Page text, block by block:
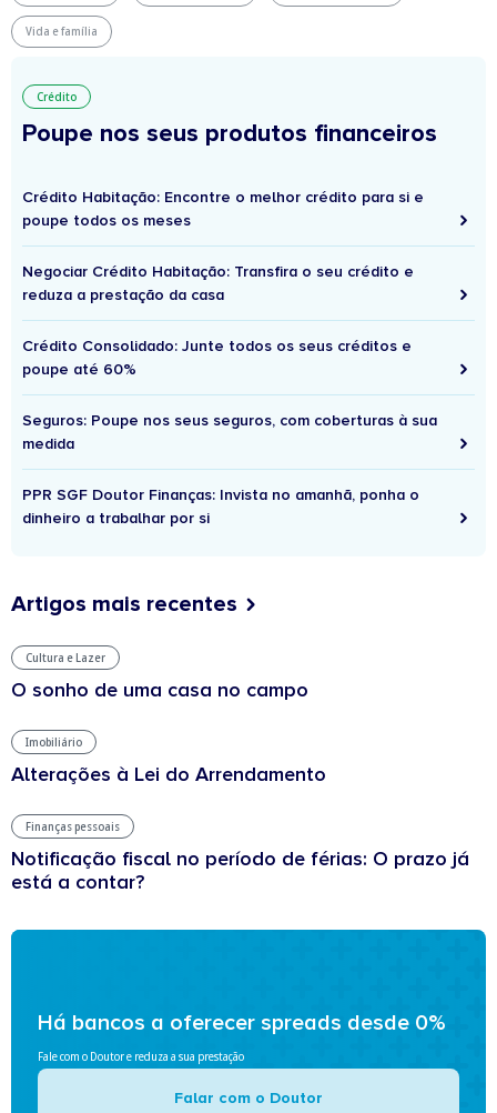
Vida e família
Crédito
Poupe nos seus produtos financeiros
Crédito Habitação: Encontre o melhor crédito para si e
poupe todos os meses
Negociar Crédito Habitação: Transfira o seu crédito e
reduza a prestação da casa
Crédito Consolidado: Junte todos os seus créditos e
poupe até 60%
Seguros: Poupe nos seus seguros, com coberturas à sua
medida
PPR SGF Doutor Finanças: Invista no amanhã, ponha o
dinheiro a trabalhar por si
Artigos mais recentes
Cultura e Lazer
O sonho de uma casa no campo
Imobiliário
Alterações à Lei do Arrendamento
Finanças pessoais
Notificação fiscal no período de férias: O prazo já
está a contar?
Há bancos a oferecer spreads desde 0%
Fale com o Doutor e reduza a sua prestação
Falar com o Doutor